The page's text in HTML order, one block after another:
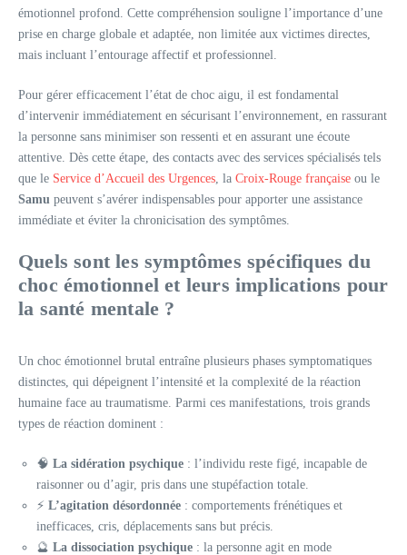
émotionnel profond. Cette compréhension souligne l’importance d’une
prise en charge globale et adaptée, non limitée aux victimes directes,
mais incluant l’entourage affectif et professionnel.
Pour gérer efficacement l’état de choc aigu, il est fondamental
d’intervenir immédiatement en sécurisant l’environnement, en rassurant
la personne sans minimiser son ressenti et en assurant une écoute
attentive. Dès cette étape, des contacts avec des services spécialisés tels
que le Service d’Accueil des Urgences, la Croix-Rouge française ou le
Samu peuvent s’avérer indispensables pour apporter une assistance
immédiate et éviter la chronicisation des symptômes.
Quels sont les symptômes spécifiques du
choc émotionnel et leurs implications pour
la santé mentale ?
Un choc émotionnel brutal entraîne plusieurs phases symptomatiques
distinctes, qui dépeignent l’intensité et la complexité de la réaction
humaine face au traumatisme. Parmi ces manifestations, trois grands
types de réaction dominent :
🧠 La sidération psychique : l’individu reste figé, incapable de
raisonner ou d’agir, pris dans une stupéfaction totale.
⚡ L’agitation désordonnée : comportements frénétiques et
inefficaces, cris, déplacements sans but précis.
🔮 La dissociation psychique : la personne agit en mode